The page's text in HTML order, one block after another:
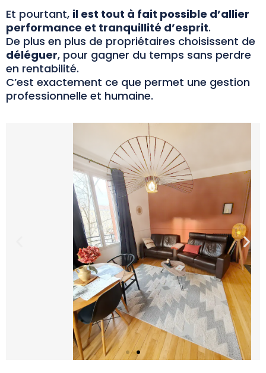
Et pourtant, il est tout à fait possible d’allier
performance et tranquillité d’esprit.
De plus en plus de propriétaires choisissent de
déléguer, pour gagner du temps sans perdre
en rentabilité.
C’est exactement ce que permet une gestion
professionnelle et humaine.